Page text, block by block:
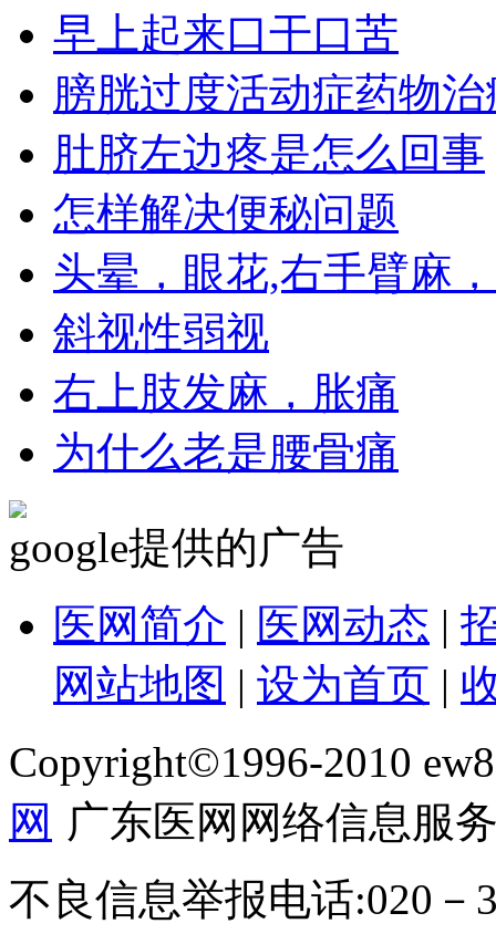
早上起来口干口苦
膀胱过度活动症药物
肚脐左边疼是怎么回事
怎样解决便秘问题
头晕，眼花,右手臂麻
斜视性弱视
右上肢发麻，胀痛
为什么老是腰骨痛
google提供的广告
医网简介 | 医网动态 |
网站地图 | 设为首页 |
Copyright©1996-2010
网 广东医网网络信息服
不良信息举报电话:020－